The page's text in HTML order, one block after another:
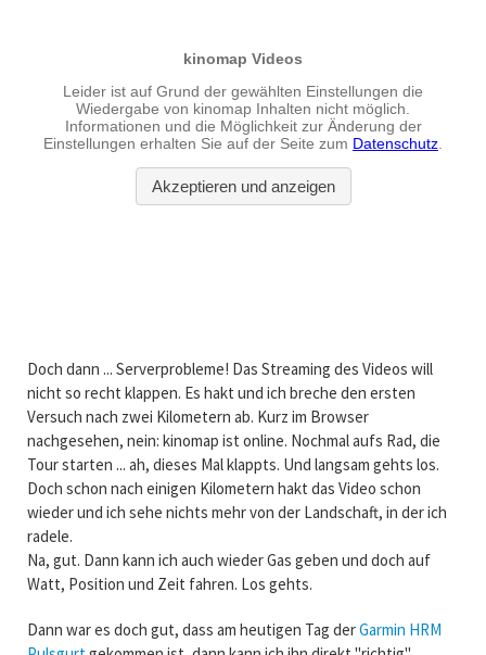
Doch dann ... Serverprobleme! Das Streaming des Videos will
nicht so recht klappen. Es hakt und ich breche den ersten
Versuch nach zwei Kilometern ab. Kurz im Browser
nachgesehen, nein: kinomap ist online. Nochmal aufs Rad, die
Tour starten ... ah, dieses Mal klappts. Und langsam gehts los.
Doch schon nach einigen Kilometern hakt das Video schon
wieder und ich sehe nichts mehr von der Landschaft, in der ich
radele.
Na, gut. Dann kann ich auch wieder Gas geben und doch auf
Watt, Position und Zeit fahren. Los gehts.
Dann war es doch gut, dass am heutigen Tag derGarmin HRM